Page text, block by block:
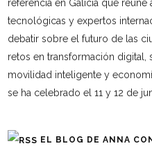
referencia en Galicia que reúne
tecnológicas y expertos
debatir sobre el futuro de las
retos en transformación digital,
movilidad inteligente y
se ha celebrado el 11 y 12 de
EL BLOG DE ANNA